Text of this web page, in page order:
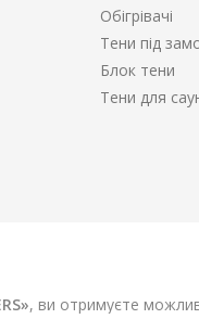
Обігрівачі
Тени під
Блок тени
Тени для
, ви отримуєте